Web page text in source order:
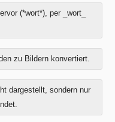
(*wort*), per _wort_
zu Bildern konvertiert.
dargestellt, sondern nur